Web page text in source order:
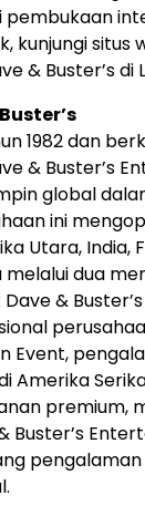
kunjungi situs
& Buster’s di
1982 dan
& Buster’s
global
ini
Utara, India,
melalui dua
&
Event,
Amerika
premium,
Buster’s